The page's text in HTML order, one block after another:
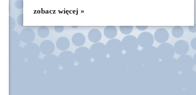
zobacz więcej »